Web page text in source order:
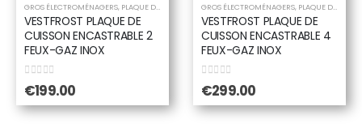
GROS ÉLECTROMÉNAGERS, PLAQUE DE CUISSON PLAQUE DE CUISSON,PLAQUE GAZ,PLAQUE
VESTFROST PLAQUE DE
CUISSON ENCASTRABLE 2
FEUX-GAZ INOX
0sur 5
€199.00
GROS ÉLECTROMÉNAGERS, PLAQUE DE CUISSON
VESTFROST PLAQUE DE
CUISSON ENCASTRABLE 4
FEUX-GAZ INOX
0sur 5
€299.00